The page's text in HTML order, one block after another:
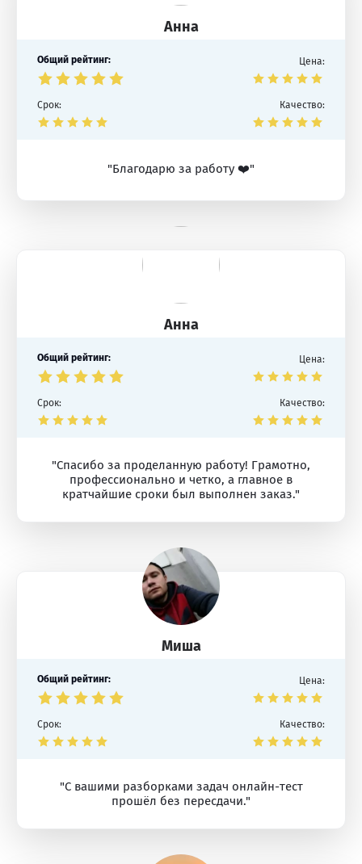
Анна
Общий рейтинг: Цена:
Срок: Качество:
"Благодарю за работу ❤️"
Анна
Общий рейтинг: Цена:
Срок: Качество:
"Спасибо за проделанную работу! Грамотно,
профессионально и четко, а главное в
кратчайшие сроки был выполнен заказ."
Миша
Общий рейтинг: Цена:
Срок: Качество:
"С вашими разборками задач онлайн-тест
прошёл без пересдачи."